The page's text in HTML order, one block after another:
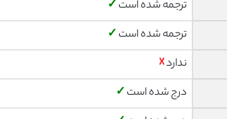
ترجمه شده است ✓
ترجمه شده است ✓
ندارد☓
درج شده است ✓